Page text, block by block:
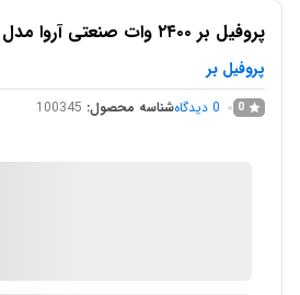
پروفیل بر ۲۴۰۰ وات صنعتی آروا مدل ۵۶۳۳
پروفیل بر
0
0 دیدگاهشناسه محصول: 100345